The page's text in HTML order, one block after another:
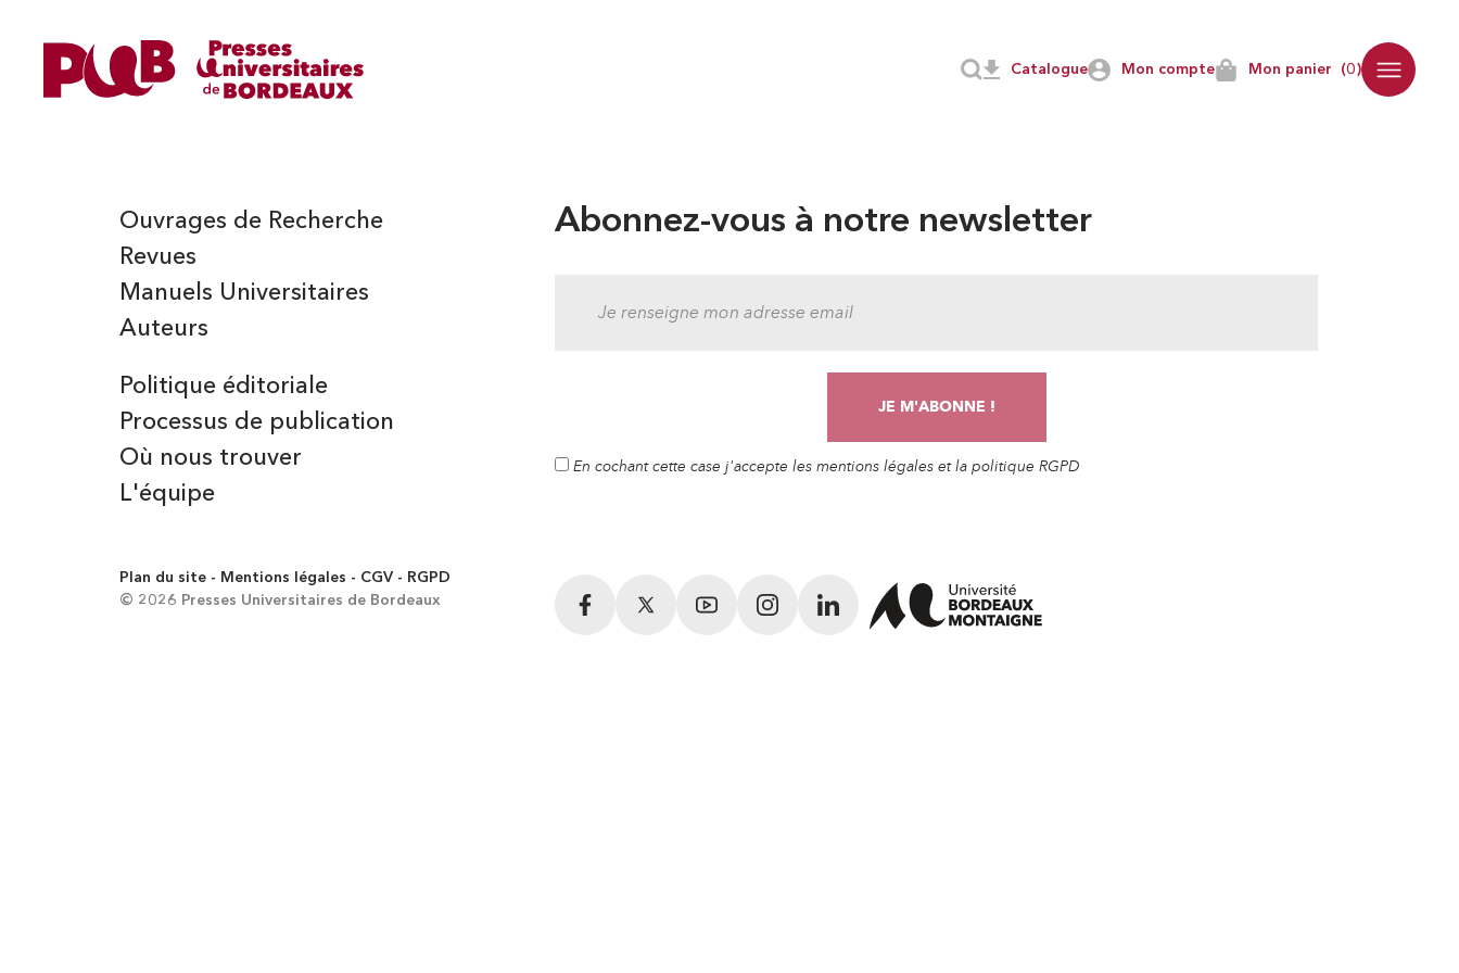
Mon compte Mon panier (0)
Catalogue
Abonnez-vous à notre newsletter
En cochant cette case j'accepte les mentions légales et la politique RGPD
Auteurs
Manuels Universitaires
Ouvrages de Recherche
Revues
Politique éditoriale
Processus de publication
Où nous trouver
L'équipe
Plan du site Mentions légales CGV
RGPD
© 2026 Presses Universitaires de Bordeaux